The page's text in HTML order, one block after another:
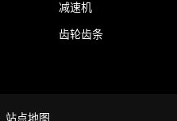
减速机
齿轮齿条
站点地图